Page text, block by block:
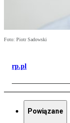
Foto: Piotr Sadowski
rp.pl
Powiązane